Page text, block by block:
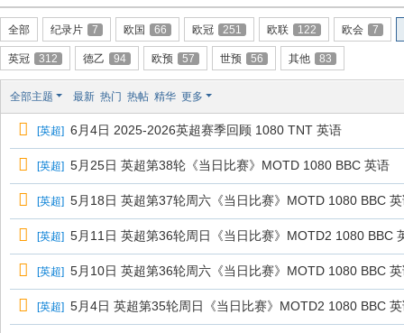
-
追
求
致
全部 纪录片 7 欧国 66 欧冠 251 欧联 122 欧会 7
英冠 312 德乙 94 欧预 57 世预 56 其他 83
全部主题 最新 热门 热帖 精华 更多
[英超] 6月4日 2025-2026英超赛季回顾 1080 TNT 英语
[英超] 5月25日 英超第38轮《当日比赛》MOTD 1080 BBC 英语
[英超] 5月18日 英超第37轮周六《当日比赛》MOTD 1080 BBC
[英超] 5月11日 英超第36轮周日《当日比赛》MOTD2 1080 BBC
[英超] 5月10日 英超第36轮周六《当日比赛》MOTD 1080 BBC
[英超] 5月4日 英超第35轮周日《当日比赛》MOTD2 1080 BBC